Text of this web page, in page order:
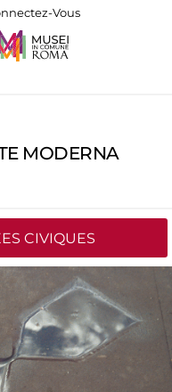
Vous
MODERNA
CIVIQUES